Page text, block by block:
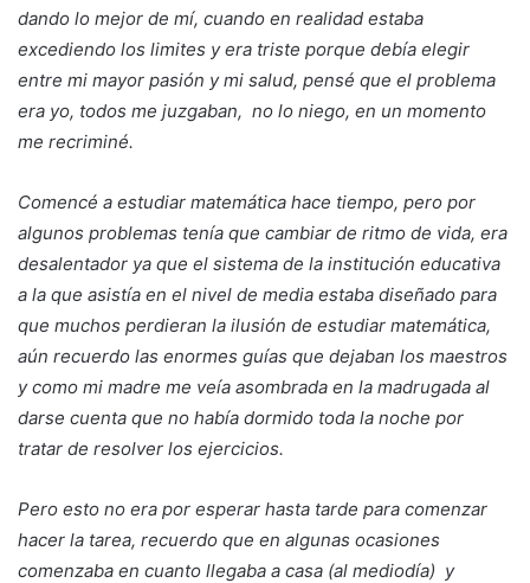
dando lo mejor de mí, cuando en realidad estaba
excediendo los limites y era triste porque debía elegir
entre mi mayor pasión y mi salud, pensé que el problema
era yo, todos me juzgaban, no lo niego, en un momento
me recriminé.
Comencé a estudiar matemática hace tiempo, pero por
algunos problemas tenía que cambiar de ritmo de vida, era
desalentador ya que el sistema de la institución educativa
a la que asistía en el nivel de media estaba diseñado para
que muchos perdieran la ilusión de estudiar matemática,
aún recuerdo las enormes guías que dejaban los maestros
y como mi madre me veía asombrada en la madrugada al
darse cuenta que no había dormido toda la noche por
tratar de resolver los ejercicios.
Pero esto no era por esperar hasta tarde para comenzar
hacer la tarea, recuerdo que en algunas ocasiones
comenzaba en cuanto llegaba a casa (al mediodía) y